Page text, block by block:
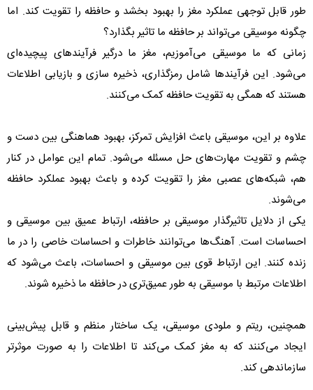
طور قابل توجهی عملکرد مغز را بهبود بخشد و حافظه را تقویت کند. اما
چگونه موسیقی می‌تواند بر حافظه ما تاثیر بگذارد؟
زمانی که ما موسیقی می‌آموزیم، مغز ما درگیر فرآیندهای پیچیده‌ای
می‌شود. این فرآیندها شامل رمزگذاری، ذخیره سازی و بازیابی اطلاعات
هستند که همگی به تقویت حافظه کمک می‌کنند.
علاوه بر این، موسیقی باعث افزایش تمرکز، بهبود هماهنگی بین دست و
چشم و تقویت مهارت‌های حل مسئله می‌شود. تمام این عوامل در کنار
هم، شبکه‌های عصبی مغز را تقویت کرده و باعث بهبود عملکرد حافظه
می‌شوند.
یکی از دلایل تاثیرگذار موسیقی بر حافظه، ارتباط عمیق بین موسیقی و
احساسات است. آهنگ‌ها می‌توانند خاطرات و احساسات خاصی را در ما
زنده کنند. این ارتباط قوی بین موسیقی و احساسات، باعث می‌شود که
اطلاعات مرتبط با موسیقی به طور عمیق‌تری در حافظه ما ذخیره شوند.
همچنین، ریتم و ملودی موسیقی، یک ساختار منظم و قابل پیش‌بینی
ایجاد می‌کنند که به مغز کمک می‌کند تا اطلاعات را به صورت موثرتر
سازماندهی کند.